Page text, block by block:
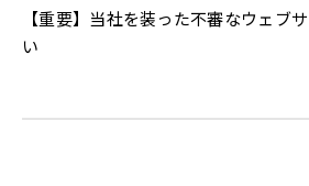
【重要】当社を装った不審なウェブ
い